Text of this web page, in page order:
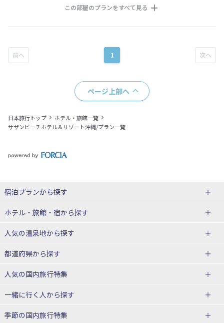
この部屋のプランをすべて見る
1
ページ上部へ
日本旅行トップ
ホテル・旅館一覧
サザンビーチホテル＆リゾート沖縄/プラン一覧
宿泊プランから探す
北海道
東北
青森県
宮城県
山形県
関東
ホテル・旅館・宿から探す
北海道ホテル・旅館
青森県ホテル・旅館
宮城県ホテル・旅館
山形県ホテル・旅館
人気の温泉地から探す
北海道
湯の川温泉(北海道)
十勝川温泉(北海道)
洞爺湖温泉(北海道)
都道府県から探す
北海道旅行・ツアー
東北
人気の国内旅行特集
東京ディズニーリゾート®への旅
ユニバーサル・スタジオ・ジャパ
一緒に行く人から探す
一人旅 国内版
季節の国内旅行特集